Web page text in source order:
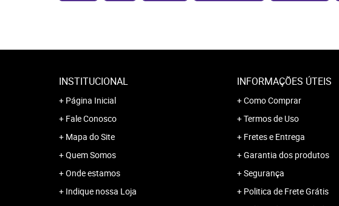
INSTITUCIONAL
Página Inicial
Fale Conosco
Mapa do Site
Quem Somos
Onde estamos
Indique nossa Loja
INFORMAÇÕES ÚTEIS
Como Comprar
Termos de Uso
Fretes e Entrega
Garantia dos produtos
Segurança
Politica de Frete Grátis